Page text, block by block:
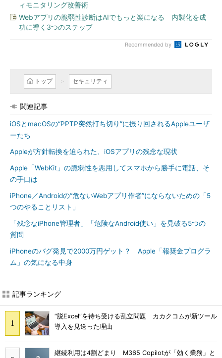
ィモニタリング改善術
Webアプリの脆弱性診断はAIでもっと楽になる 内製化を成
功に導く3つのステップ
Recommended by
トップ セキュリティ
関連記事
iOSとmacOSの“PPTP突然打ち切り”に振り回されるAppleユーザ
ーたち
Appleが方針転換を迫られた、iOSアプリの残念な現状
Apple「WebKit」の脆弱性を悪用してスマホから勝手に電話、そ
の手口は
iPhone／Androidの“危ないWebアプリ作者”にならないための「5
つのやることリスト」
「残念なiPhone管理者」「危険なAndroid使い」を見破る5つの
質問
iPhoneのバグ発見で2000万円ゲット？ Apple「報奨金プログラ
ム」の気になる中身
記事ランキング
“脱Excel”を待ち受ける乱立問題 カカクコムが新ツール
導入を見送った理由
継続利用は4割どまり M365 Copilotが「効く業務」と